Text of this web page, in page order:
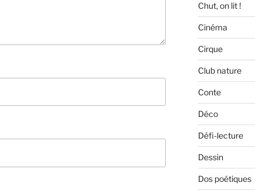
Chut, on lit !
Cinéma
Cirque
Club nature
Conte
Déco
Défi-lecture
Dessin
Dos poétiques